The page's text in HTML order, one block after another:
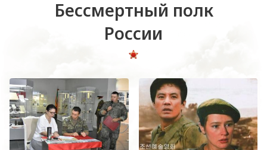
Бессмертный полк
России